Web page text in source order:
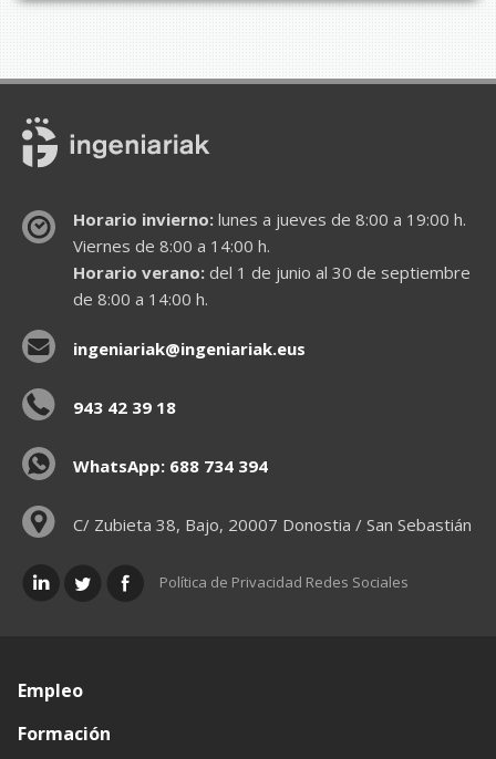
Horario invierno:lunes a jueves de 8:00 a 19:00 h.
Viernes de 8:00 a 14:00 h.
Horario verano:del 1 de junio al 30 de septiembre
de 8:00 a 14:00 h.
ingeniariak@ingeniariak.eus
943 42 39 18
WhatsApp: 688 734 394
C/ Zubieta 38, Bajo, 20007 Donostia / San Sebastián
Política de Privacidad Redes Sociales
Empleo
Formación